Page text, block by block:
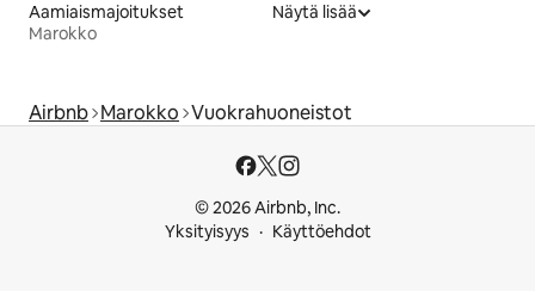
Aamiaismajoitukset
Marokko
Näytä lisää
Airbnb Marokko Vuokrahuoneistot
© 2026 Airbnb, Inc.
Yksityisyys
Käyttöehdot